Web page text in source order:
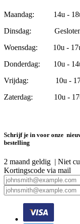
Maandag: 14u -
Dinsdag:
Woensdag: 10u -
Donderdag: 10u -
Vrijdag: 10u -
Zaterdag: 10u -
Schrijf je in voor onze
bestelling
2 maand geldig | Niet
Kortingscode via mail